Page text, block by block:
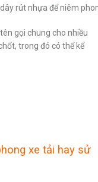
rút nhựa để niêm
gọi chung cho nhiều
trong đó có thể kể
xe tải hay sử